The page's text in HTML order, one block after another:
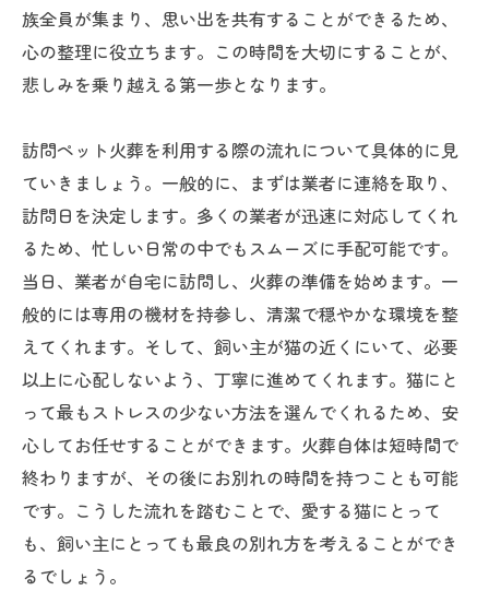
族全員が集まり、思い出を共有することができるため、
心の整理に役立ちます。この時間を大切にすることが、
悲しみを乗り越える第一歩となります。
訪問ペット火葬を利用する際の流れについて具体的に見
ていきましょう。一般的に、まずは業者に連絡を取り、
訪問日を決定します。多くの業者が迅速に対応してくれ
るため、忙しい日常の中でもスムーズに手配可能です。
当日、業者が自宅に訪問し、火葬の準備を始めます。一
般的には専用の機材を持参し、清潔で穏やかな環境を整
えてくれます。そして、飼い主が猫の近くにいて、必要
以上に心配しないよう、丁寧に進めてくれます。猫にと
って最もストレスの少ない方法を選んでくれるため、安
心してお任せすることができます。火葬自体は短時間で
終わりますが、その後にお別れの時間を持つことも可能
です。こうした流れを踏むことで、愛する猫にとって
も、飼い主にとっても最良の別れ方を考えることができ
るでしょう。